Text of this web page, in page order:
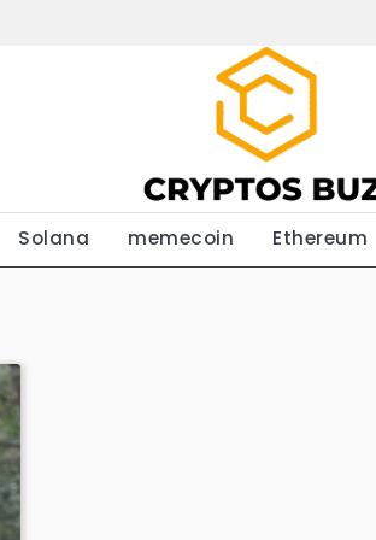
Solana memecoin Ethereum